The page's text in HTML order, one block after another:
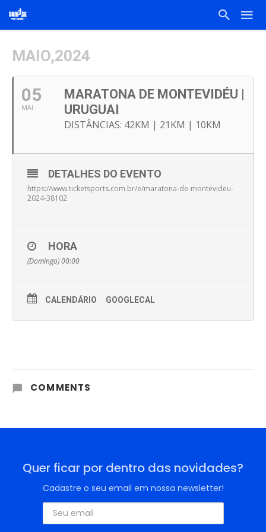
MAIO,2024
05
MAI
MARATONA DE MONTEVIDÉU |
URUGUAI
DISTÂNCIAS: 42KM | 21KM | 10KM
DETALHES DO EVENTO
https://www.ticketsports.com.br/e/maratona-de-montevideu-
2024-38102
HORA
(Domingo) 00:00
CALENDÁRIO GOOGLECAL
COMMENTS
Quer ficar por dentro das novidades?
Cadastre o seu email em nossa newsletter!